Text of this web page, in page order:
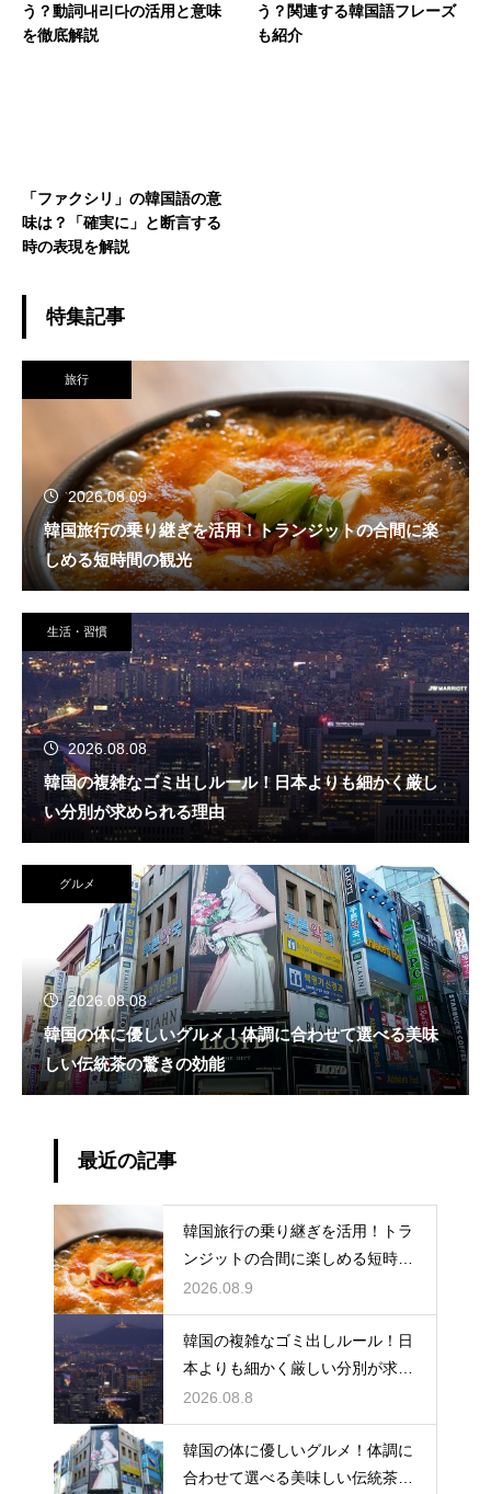
う？動詞내리다の活用と意味
を徹底解説
う？関連する韓国語フレーズ
も紹介
「ファクシリ」の韓国語の意
味は？「確実に」と断言する
時の表現を解説
特集記事
旅行
2026.08.09
韓国旅行の乗り継ぎを活用！トランジットの合間に楽
しめる短時間の観光
生活・習慣
2026.08.08
韓国の複雑なゴミ出しルール！日本よりも細かく厳し
い分別が求められる理由
グルメ
2026.08.08
韓国の体に優しいグルメ！体調に合わせて選べる美味
しい伝統茶の驚きの効能
最近の記事
韓国旅行の乗り継ぎを活用！トラ
ンジットの合間に楽しめる短時間
の観光
2026.08.9
韓国の複雑なゴミ出しルール！日
本よりも細かく厳しい分別が求め
られる理由
2026.08.8
韓国の体に優しいグルメ！体調に
合わせて選べる美味しい伝統茶の